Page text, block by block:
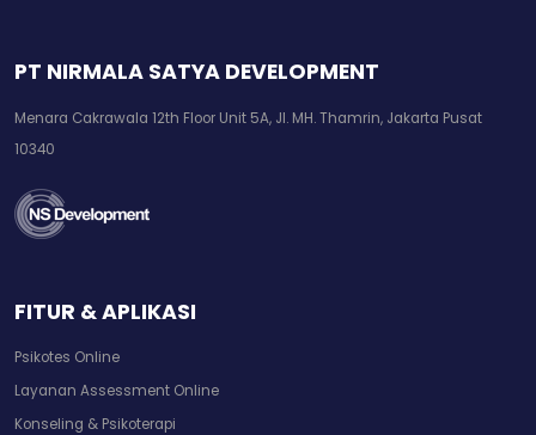
PT NIRMALA SATYA DEVELOPMENT
Menara Cakrawala 12th Floor Unit 5A, Jl. MH. Thamrin, Jakarta Pusat
10340
FITUR & APLIKASI
Psikotes Online
Layanan Assessment Online
Konseling & Psikoterapi